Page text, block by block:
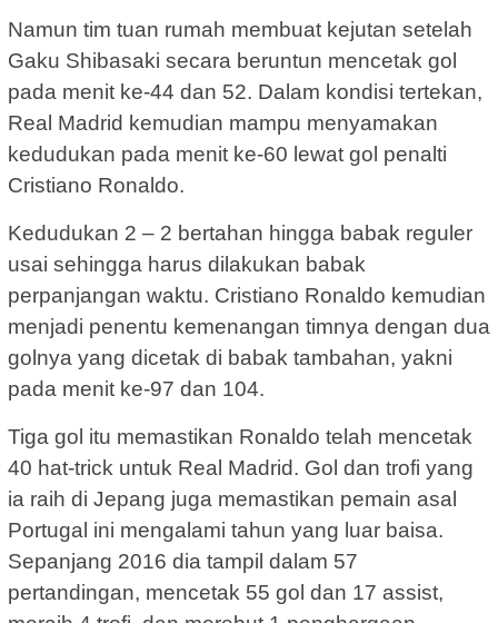
Namun tim tuan rumah membuat kejutan setelah
Gaku Shibasaki secara beruntun mencetak gol
pada menit ke-44 dan 52. Dalam kondisi tertekan,
Real Madrid kemudian mampu menyamakan
kedudukan pada menit ke-60 lewat gol penalti
Cristiano Ronaldo.
Kedudukan 2 – 2 bertahan hingga babak reguler
usai sehingga harus dilakukan babak
perpanjangan waktu. Cristiano Ronaldo kemudian
menjadi penentu kemenangan timnya dengan dua
golnya yang dicetak di babak tambahan, yakni
pada menit ke-97 dan 104.
Tiga gol itu memastikan Ronaldo telah mencetak
40 hat-trick untuk Real Madrid. Gol dan trofi yang
ia raih di Jepang juga memastikan pemain asal
Portugal ini mengalami tahun yang luar baisa.
Sepanjang 2016 dia tampil dalam 57
pertandingan, mencetak 55 gol dan 17 assist,